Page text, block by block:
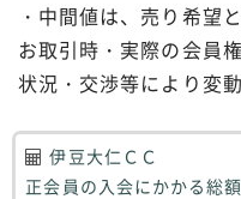
・中間値は、売り希望
お取引時・実際の会員
状況・交渉等により変
伊豆大仁ＣＣ
正会員の入会にかかる総